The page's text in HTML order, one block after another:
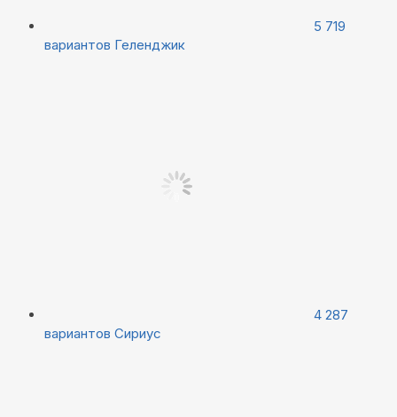
5 719
вариантов Геленджик
4 287
вариантов Сириус